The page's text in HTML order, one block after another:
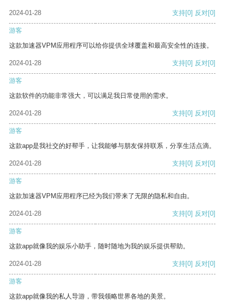
2024-01-28 支持[0] 反对[0]
游客
这款加速器VPM应用程序可以给你提供全球覆盖和最高安全性的连接。
2024-01-28 支持[0] 反对[0]
游客
这款软件的功能非常强大，可以满足我日常使用的需求。
2024-01-28 支持[0] 反对[0]
游客
这款app是我社交的好帮手，让我能够与朋友保持联系，分享生活点滴。
2024-01-28 支持[0] 反对[0]
游客
这款加速器VPM应用程序已经为我们带来了无限的隐私和自由。
2024-01-28 支持[0] 反对[0]
游客
这款app就像我的娱乐小助手，随时随地为我的娱乐提供帮助。
2024-01-28 支持[0] 反对[0]
游客
这款app就像我的私人导游，带我领略世界各地的美景。